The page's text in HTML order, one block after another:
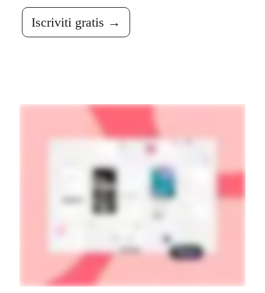
Workshop
Brainstorming
Mappe mentali
Mappe concettuali
Sintesi della ricerca
Design Workshops
Planning & Delivery
Org design
Per segmento aziendale
Enterprise
Piccole imprese
Startup
Servizi professionali
Produzione
Servizi finanziari
Iscriviti gratis →